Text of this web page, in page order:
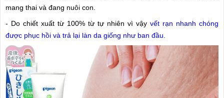
mang thai và đang nuôi con.
- Do chiết xuất từ 100% từ tự nhiên vì vậy vết rạn nhanh chóng
được phục hồi và trả lại làn da giống như ban đầu.